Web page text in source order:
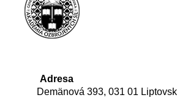
Adresa
Demänová 393, 031 01